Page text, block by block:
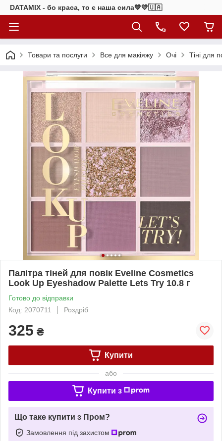
DATAMIX - бо краcа, то є наша сила​💙💛🇺🇦​
Товари та послуги Все для макіяжу Очі Тіні для
Палітра тіней для повік Eveline Cosmetics
Look Up Eyeshadow Palette Lets Try 10.8 г
Готово до відправки
Код: 2070711
Роздріб
325 ₴
Купити
або
Купити з
Що таке купити з Пром?
Замовлення під захистом